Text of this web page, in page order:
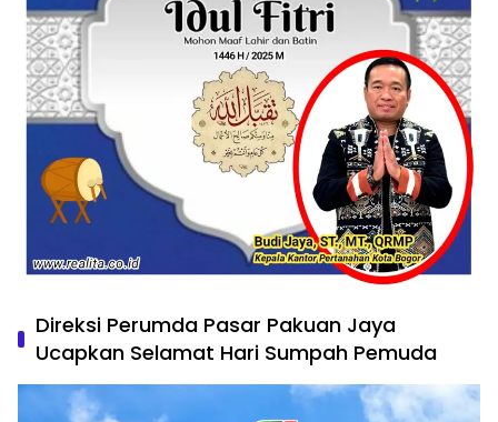
Direksi Perumda Pasar Pakuan Jaya
Ucapkan Selamat Hari Sumpah Pemuda